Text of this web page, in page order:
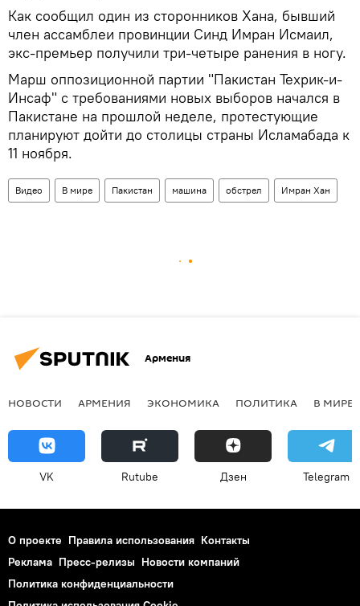
Как сообщил один из сторонников Хана, бывший
член ассамблеи провинции Синд Имран Исмаил,
экс-премьер получили три-четыре ранения в ногу.
Марш оппозиционной партии "Пакистан Техрик-и-
Инсаф" с требованиями новых выборов начался в
Пакистане на прошлой неделе, протестующие
планируют дойти до столицы страны Исламабада к
11 ноября.
Видео В мире Пакистан машина обстрел Имран Хан
Армения
НОВОСТИ АРМЕНИЯ ЭКОНОМИКА ПОЛИТИКА В МИРЕ
VK Rutube Дзен Telegram
О проекте Правила использования Контакты
Реклама Пресс-релизы Новости компаний
Политика конфиденциальности